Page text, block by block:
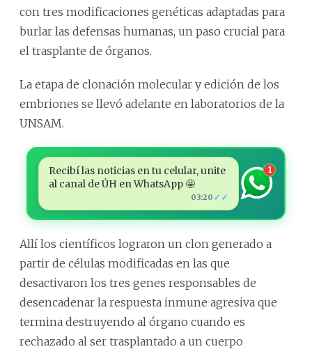
con tres modificaciones genéticas adaptadas para
burlar las defensas humanas, un paso crucial para
el trasplante de órganos.
La etapa de clonación molecular y edición de los
embriones se llevó adelante en laboratorios de la
UNSAM.
Recibí las noticias en tu celular, unite
al canal de ÚH en WhatsApp 🤩
03:20 ✓✓
1
Allí los científicos lograron un clon generado a
partir de células modificadas en las que
desactivaron los tres genes responsables de
desencadenar la respuesta inmune agresiva que
termina destruyendo al órgano cuando es
rechazado al ser trasplantado a un cuerpo